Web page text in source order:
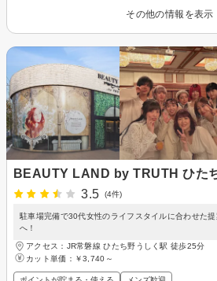
その他の情報を表示
BEAUTY LAND by TRUTH ひた
3.5
(4件)
駐車場完備で30代女性のライフスタイルに合わせた
へ！
アクセス：JR常磐線 ひたち野うしく駅 徒歩25分
カット単価： ￥3,740～